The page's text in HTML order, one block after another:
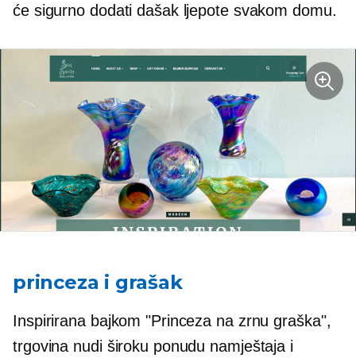
će sigurno dodati dašak ljepote svakom domu.
princeza i grašak
Inspirirana bajkom "Princeza na zrnu graška",
trgovina nudi široku ponudu namještaja i